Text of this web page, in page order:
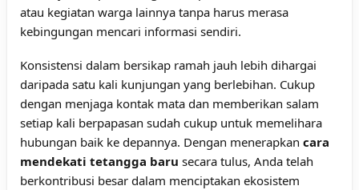
atau kegiatan warga lainnya tanpa harus merasa
kebingungan mencari informasi sendiri.
Konsistensi dalam bersikap ramah jauh lebih dihargai
daripada satu kali kunjungan yang berlebihan. Cukup
dengan menjaga kontak mata dan memberikan salam
setiap kali berpapasan sudah cukup untuk memelihara
hubungan baik ke depannya. Dengan menerapkan cara
mendekati tetangga baru secara tulus, Anda telah
berkontribusi besar dalam menciptakan ekosistem